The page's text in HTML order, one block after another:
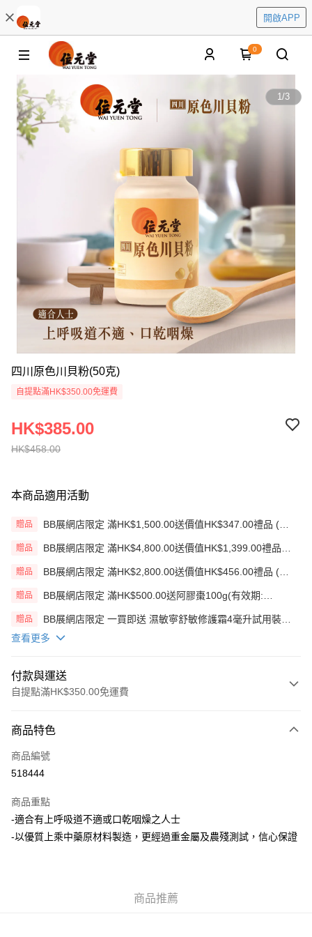
開啟APP
0
1/3
四川原色川貝粉(50克)
自提點滿HK$350.00免運費
HK$458.00
HK$385.00
本商品適用活動
贈品
BB展網店限定 滿HK$1,500.00送價值HK$347.00禮品 (贈
贈品
BB展網店限定 滿HK$4,800.00送價值HK$1,399.00禮品
贈品
BB展網店限定 滿HK$2,800.00送價值HK$456.00禮品 (贈
贈品
BB展網店限定 滿HK$500.00送阿膠棗100g(有效期:
贈品
BB展網店限定 一買即送 濕敏寧舒敏修護霜4毫升試用裝
X2 包(贈品)(送完即止)
查看更多
付款與運送
自提點滿HK$350.00免運費
信用卡
AlipayHK
WeChat Pay
每筆HK$50.00，滿HK$350.00或以上免運費
商品特色
商品編號
518444
商品重點
-適合有上呼吸道不適或口乾咽燥之人士
-以優質上乘中藥原材料製造，更經過重金屬及農殘測試，信心保證
商品推薦